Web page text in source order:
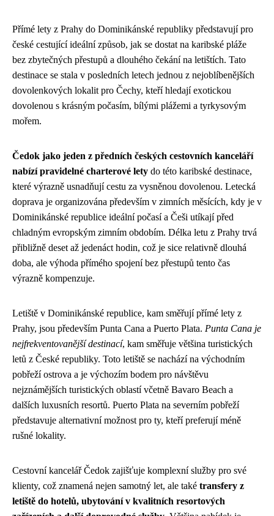
Přímé lety z Prahy do Dominikánské republiky představují pro
české cestující ideální způsob, jak se dostat na karibské pláže
bez zbytečných přestupů a dlouhého čekání na letištích. Tato
destinace se stala v posledních letech jednou z nejoblíbenějších
dovolenkových lokalit pro Čechy, kteří hledají exotickou
dovolenou s krásným počasím, bílými plážemi a tyrkysovým
mořem.
Čedok jako jeden z předních českých cestovních kanceláří
nabízí pravidelné charterové lety do této karibské destinace,
které výrazně usnadňují cestu za vysněnou dovolenou. Letecká
doprava je organizována především v zimních měsících, kdy je v
Dominikánské republice ideální počasí a Češi utíkají před
chladným evropským zimním obdobím. Délka letu z Prahy trvá
přibližně deset až jedenáct hodin, což je sice relativně dlouhá
doba, ale výhoda přímého spojení bez přestupů tento čas
výrazně kompenzuje.
Letiště v Dominikánské republice, kam směřují přímé lety z
Prahy, jsou především Punta Cana a Puerto Plata. Punta Cana je
nejfrekventovanější destinací, kam směřuje většina turistických
letů z České republiky. Toto letiště se nachází na východním
pobřeží ostrova a je výchozím bodem pro návštěvu
nejznámějších turistických oblastí včetně Bavaro Beach a
dalších luxusních resortů. Puerto Plata na severním pobřeží
představuje alternativní možnost pro ty, kteří preferují méně
rušné lokality.
Cestovní kancelář Čedok zajišťuje komplexní služby pro své
klienty, což znamená nejen samotný let, ale také transfery z
letiště do hotelů, ubytování v kvalitních resortových